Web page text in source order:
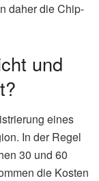
daher die Chip-
und
eines
In der Regel
30 und 60
die Kosten